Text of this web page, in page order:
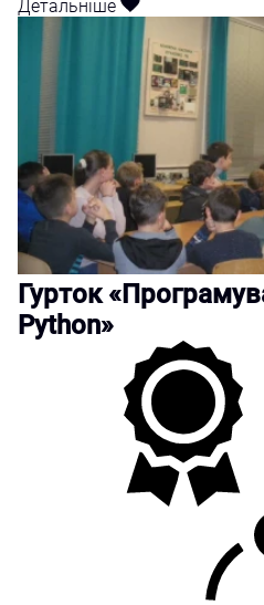
Детальніше
Гурток
Python»